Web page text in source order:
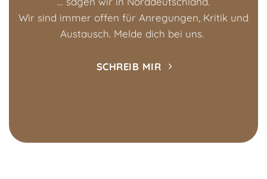
Wir sind immer offen für Anregungen, Kritik und
Austausch. Melde dich bei uns.
SCHREIB MIR